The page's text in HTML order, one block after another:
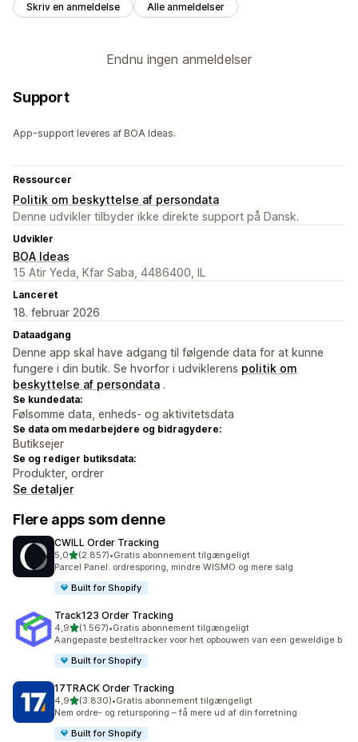
Skriv en anmeldelse Alle anmeldelser
Endnu ingen anmeldelser
Support
App-support leveres af BOA Ideas.
Ressourcer
Politik om beskyttelse af persondata
Denne udvikler tilbyder ikke direkte support på Dansk.
Udvikler
BOA Ideas
15 Atir Yeda, Kfar Saba, 4486400, IL
Lanceret
18. februar 2026
Dataadgang
Denne app skal have adgang til følgende data for at kunne
fungere i din butik. Se hvorfor i udviklerens politik om
beskyttelse af persondata .
Se kundedata:
Følsomme data, enheds- og aktivitetsdata
Se data om medarbejdere og bidragydere:
Butiksejer
Se og rediger butiksdata:
Produkter, ordrer
Se detaljer
Flere apps som denne
CWILL Order Tracking
5,0ud af 5 stjerner
(2.857)
2857 anmeldelser i alt
•Gratis abonnement tilgængeligt
Parcel Panel: ordresporing, mindre WISMO og mere salg
Built for Shopify
Track123 Order Tracking
4,9ud af 5 stjerner
(1.567)
1567 anmeldelser i alt
•Gratis abonnement tilgængeligt
Aangepaste besteltracker voor het opbouwen van een geweldige b
Built for Shopify
17TRACK Order Tracking
4,9ud af 5 stjerner
(3.830)
3830 anmeldelser i alt
•Gratis abonnement tilgængeligt
Nem ordre- og retursporing – få mere ud af din forretning
Built for Shopify